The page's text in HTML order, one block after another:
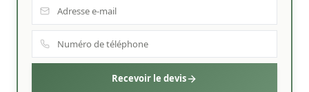
Recevoir le devis